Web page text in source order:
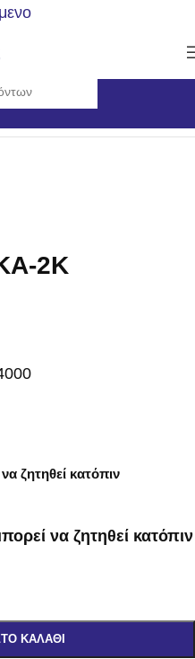
Χειρός
2K
ζητηθεί κατόπιν
να ζητηθεί κατόπιν
ΚΑΛΆΘΙ